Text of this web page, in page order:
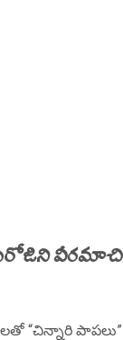
సరోజిని
“చిన్నారి